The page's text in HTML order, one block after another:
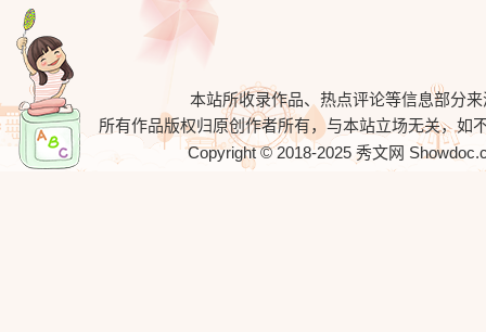
本站所收录作品、热点评论等信息部分
所有作品版权归原创作者所有，与本站立场无关，如
Copyright © 2018-2025 秀文网